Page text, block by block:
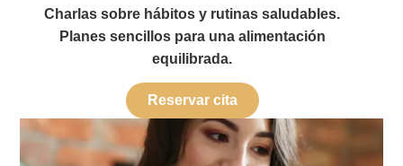
Charlas sobre hábitos y rutinas saludables.
Planes sencillos para una alimentación
equilibrada.
Reservar cita